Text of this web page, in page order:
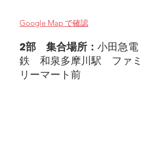
Google Map で確認
2部　集合場所： 小田急電
鉄　和泉多摩川駅　ファミ
リーマート前